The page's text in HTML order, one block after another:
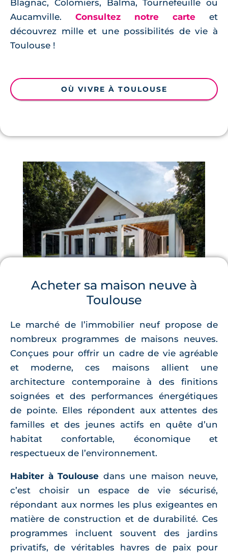
Blagnac, Colomiers, Balma, Tournefeuille ou
Aucamville. Consultez notre carte et
découvrez mille et une possibilités de vie à
Toulouse !
OÙ VIVRE À TOULOUSE
Acheter sa maison neuve à
Toulouse
Le marché de l’immobilier neuf propose de
nombreux programmes de maisons neuves.
Conçues pour offrir un cadre de vie agréable
et moderne, ces maisons allient une
architecture contemporaine à des finitions
soignées et des performances énergétiques
de pointe. Elles répondent aux attentes des
familles et des jeunes actifs en quête d’un
habitat confortable, économique et
respectueux de l’environnement.
Habiter à Toulouse dans une maison neuve,
c’est choisir un espace de vie sécurisé,
répondant aux normes les plus exigeantes en
matière de construction et de durabilité. Ces
programmes incluent souvent des jardins
privatifs, de véritables havres de paix pour